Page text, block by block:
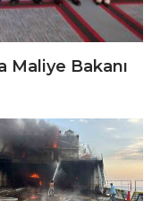
Maliye Bakanı